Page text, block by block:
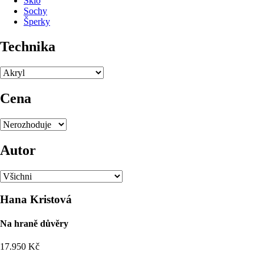
Sochy
Šperky
Technika
Cena
Autor
Hana Kristová
Na hraně důvěry
17.950 Kč